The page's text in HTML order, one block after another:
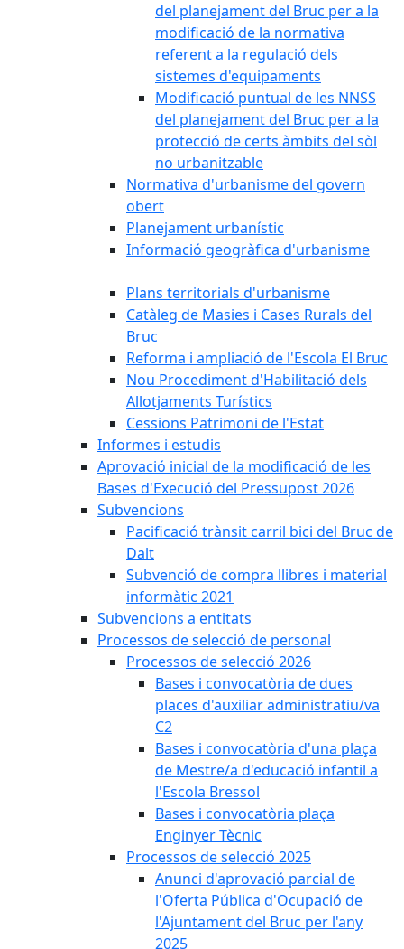
del planejament del Bruc per a la
modificació de la normativa
referent a la regulació dels
sistemes d'equipaments
Modificació puntual de les NNSS
del planejament del Bruc per a la
protecció de certs àmbits del sòl
no urbanitzable
Normativa d'urbanisme del govern
obert
Planejament urbanístic
Informació geogràfica d'urbanisme
Plans territorials d'urbanisme
Catàleg de Masies i Cases Rurals del
Bruc
Reforma i ampliació de l'Escola El Bruc
Nou Procediment d'Habilitació dels
Allotjaments Turístics
Cessions Patrimoni de l'Estat
Informes i estudis
Aprovació inicial de la modificació de les
Bases d'Execució del Pressupost 2026
Subvencions
Pacificació trànsit carril bici del Bruc de
Dalt
Subvenció de compra llibres i material
informàtic 2021
Subvencions a entitats
Processos de selecció de personal
Processos de selecció 2026
Bases i convocatòria de dues
places d'auxiliar administratiu/va
C2
Bases i convocatòria d'una plaça
de Mestre/a d'educació infantil a
l'Escola Bressol
Bases i convocatòria plaça
Enginyer Tècnic
Processos de selecció 2025
Anunci d'aprovació parcial de
l'Oferta Pública d'Ocupació de
l'Ajuntament del Bruc per l'any
2025